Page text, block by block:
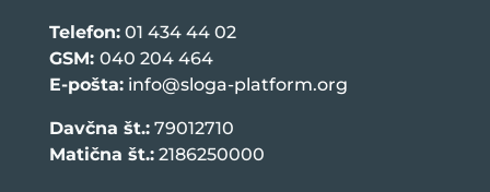
Telefon:01 434 44 02
GSM: 040 204 464
E-pošta: info@sloga-platform.org
Davčna št.:79012710
Matična št.:2186250000